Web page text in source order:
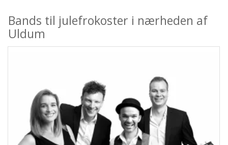
Bands til julefrokoster i nærheden af
Uldum